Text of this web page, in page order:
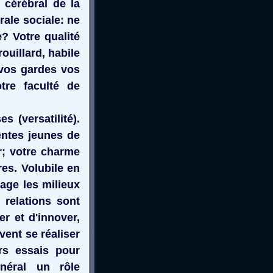
cérébral de la
sociale: ne
Votre qualité
habile
gardes vos
faculté de
(versatilité).
jeunes de
votre charme
Volubile en
les milieux
relations sont
et d'innover,
se réaliser
essais pour
un rôle